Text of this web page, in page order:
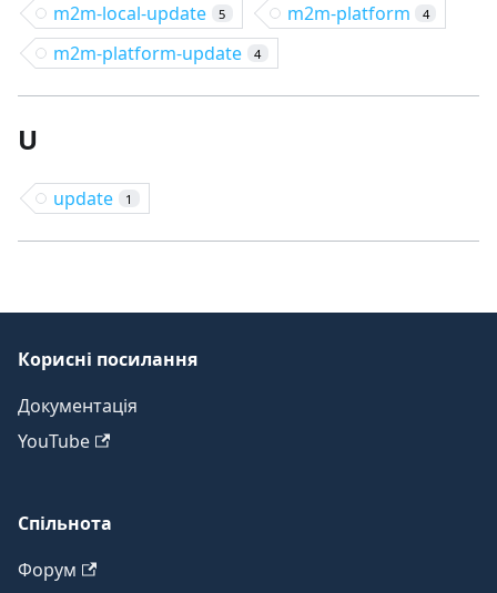
m2m-local-update 5 m2m-platform 4
m2m-platform-update 4
U
update 1
Корисні посилання
Документація
YouTube
Спільнота
Форум